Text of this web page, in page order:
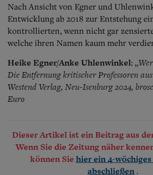
Nach Ansicht von Egner und
Entwicklung ab 2018 zur Entstehung
kontrollierten, wenn nicht gar
welche ihren Namen kaum mehr
Heike Egner/Anke Uhlenwinkel:
Die Entfernung kritischer Professoren
Westend Verlag, Neu-Isenburg 2024,
Euro
Dieser Artikel ist ein Beitrag aus
Wenn Sie die Zeitung näher
können Sie hier ein 4-
abschließen .